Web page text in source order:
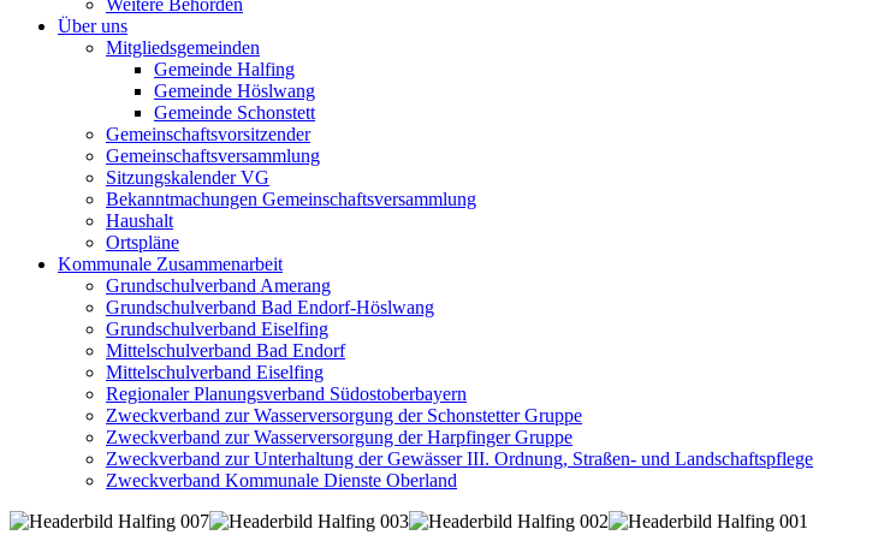
Weitere Behörden
Über uns
Mitgliedsgemeinden
Gemeinde Halfing
Gemeinde Höslwang
Gemeinde Schonstett
Gemeinschaftsvorsitzender
Gemeinschaftsversammlung
Sitzungskalender VG
Bekanntmachungen Gemeinschaftsversammlung
Haushalt
Ortspläne
Kommunale Zusammenarbeit
Grundschulverband Amerang
Grundschulverband Bad Endorf-Höslwang
Grundschulverband Eiselfing
Mittelschulverband Bad Endorf
Mittelschulverband Eiselfing
Regionaler Planungsverband Südostoberbayern
Zweckverband zur Wasserversorgung der Schonstetter Gruppe
Zweckverband zur Wasserversorgung der Harpfinger Gruppe
Zweckverband zur Unterhaltung der Gewässer III. Ordnung, Straßen- und Landschaftspflege
Zweckverband Kommunale Dienste Oberland